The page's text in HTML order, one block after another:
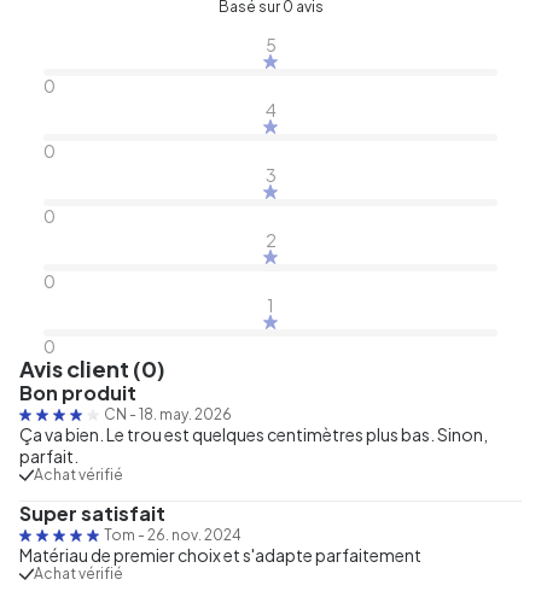
Basé sur 0 avis
5
0
4
0
3
0
2
0
1
0
Avis client (0)
Bon produit
CN - 18. may. 2026
Ça va bien. Le trou est quelques centimètres plus bas. Sinon,
parfait.
Achat vérifié
Super satisfait
Tom - 26. nov. 2024
Matériau de premier choix et s'adapte parfaitement
Achat vérifié